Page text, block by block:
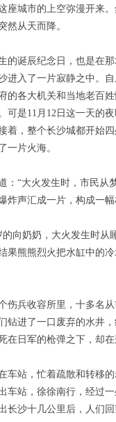
座城市的上空弥漫开来
然从天而降。
的诞辰纪念日，也是在
进入了一片寂静之中。
的各大机关和当地老百
可是11月12日这一天的
着，整个长沙城都开始
一片火海。
：“大火发生时，市民
炸声汇成一片，构成一
向奶奶，大火发生时
果熊熊烈火把水缸中的
伤兵收容所里，十多名
钻进了一口废弃的水井
在日军的枪弹之下，却
车站，忙着疏散和转移
车站，徐徐南行，经过
长沙十几公里后，人们